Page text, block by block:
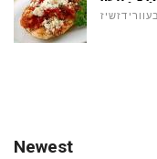
Newest